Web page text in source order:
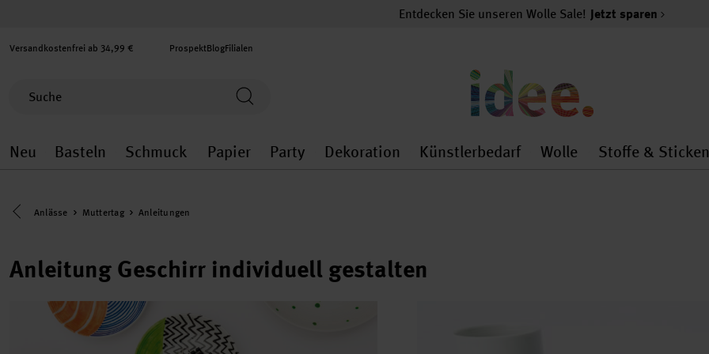
Entdecken Sie unseren Wolle Sale! Jetzt sparen
Versandkostenfrei ab 34,99 € ProspektBlogFilialen
Neu
Neu general.openMenu
Basteln
Basteln general.openMenu
Schmuck
Schmuck general.openMenu
Papier
Papier general.openMenu
Party
Party general.openMenu
Dekoration
Dekoration general.openMenu
Künstlerbedarf
Künstlerbedarf
Wolle
Wolle
Stoffe & Sticken
Eine Kategorie zurück navigieren
Anlässe Muttertag Anleitungen
Anleitung Geschirr individuell gestalten